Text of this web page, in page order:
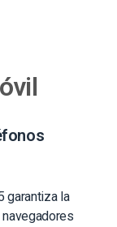
garantiza la